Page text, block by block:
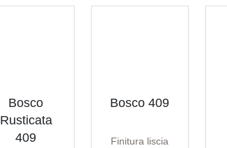
Bosco
Rusticata
409
Bosco 409
Finitura liscia